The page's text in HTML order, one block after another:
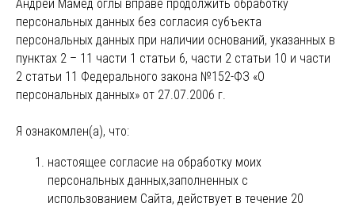
Андрей Мамед оглы вправе продолжить обработку
персональных данных без согласия субъекта
персональных данных при наличии оснований, указанных в
пунктах 2 – 11 части 1 статьи 6, части 2 статьи 10 и части
2 статьи 11 Федерального закона №152-ФЗ «О
персональных данных» от 27.07.2006 г.
Я ознакомлен(а), что:
настоящее согласие на обработку моих
персональных данных,заполненных с
использованием Cайта, действует в течение 20
Онлайн - запись в салон
Индивидуальный заказ
Доставка
Возврат
Отзывы
Рекомендации по уходу